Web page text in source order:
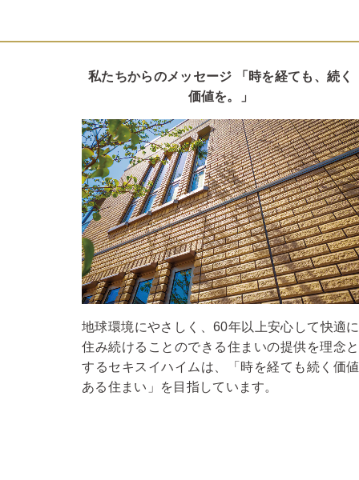
私たちからのメッセージ 「時を経ても、続く
価値を。」
地球環境にやさしく、60年以上安心して快適に
住み続けることのできる住まいの提供を理念と
するセキスイハイムは、「時を経ても続く価値
ある住まい」を目指しています。